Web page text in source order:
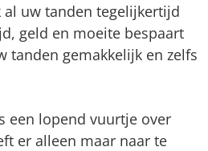
uw tanden tegelijkertijd
geld en moeite bespaart
tanden gemakkelijk en zelfs
een lopend vuurtje over
er alleen maar naar te